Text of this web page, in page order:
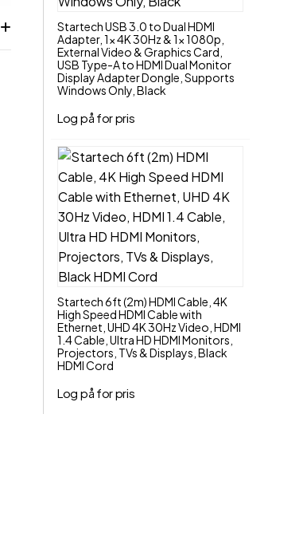
Startech USB 3.0 to Dual HDMI
Adapter, 1x 4K 30Hz & 1x 1080p,
External Video & Graphics Card,
USB Type-A to HDMI Dual Monitor
Display Adapter Dongle, Supports
Windows Only, Black
Log på for pris
Startech 6ft (2m) HDMI Cable, 4K
High Speed HDMI Cable with
Ethernet, UHD 4K 30Hz Video, HDMI
1.4 Cable, Ultra HD HDMI Monitors,
Projectors, TVs & Displays, Black
HDMI Cord
Log på for pris